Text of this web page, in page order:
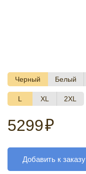
Черный Белый
L XL 2XL
5299₽
Добавить к заказу